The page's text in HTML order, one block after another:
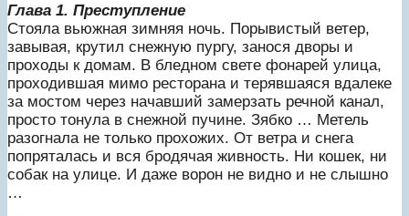
Глава 1. Преступление
Стояла вьюжная зимняя ночь. Порывистый ветер,
завывая, крутил снежную пургу, занося дворы и
проходы к домам. В бледном свете фонарей улица,
проходившая мимо ресторана и терявшаяся вдалеке
за мостом через начавший замерзать речной канал,
просто тонула в снежной пучине. Зябко … Метель
разогнала не только прохожих. От ветра и снега
попряталась и вся бродячая живность. Ни кошек, ни
собак на улице. И даже ворон не видно и не слышно
…